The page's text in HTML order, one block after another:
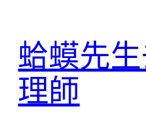
蛤蟆先
理師